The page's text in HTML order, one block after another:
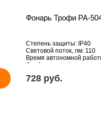
Фонарь Трофи PA-
Степень защиты: IP40
Световой поток, лм: 110
Время автономной
Особенности: Фонарь
728 pуб.